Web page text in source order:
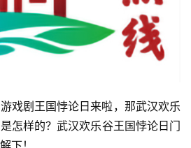
戏剧王国悖论日来啦，那武汉欢乐
怎样的？武汉欢乐谷王国悖论日门
下！